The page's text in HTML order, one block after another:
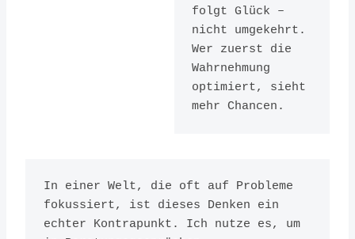
folgt Glück –
nicht umgekehrt.
Wer zuerst die
Wahrnehmung
optimiert, sieht
mehr Chancen.
In einer Welt, die oft auf Probleme
fokussiert, ist dieses Denken ein
echter Kontrapunkt. Ich nutze es, um